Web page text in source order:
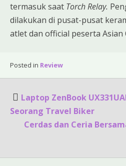
termasuk saat Torch Relay.
dilakukan di pusat-pusat
atlet dan official peserta Asian
Posted in Review
Post
navigation
Laptop ZenBook
Seorang Travel Biker
Cerdas dan Ceria